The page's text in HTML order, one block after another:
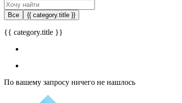
Все {{ category.title }}
{{ category.title }}
По вашему запросу ничего не нашлось